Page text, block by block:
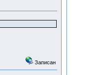
Записан